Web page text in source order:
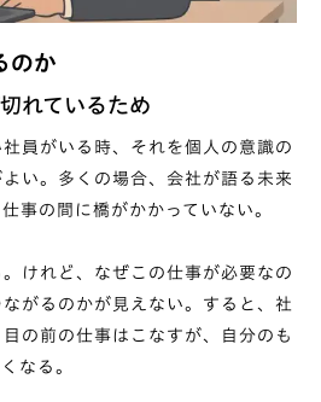
のか
れているため
員がいる時、それを個人の意識の
い。多くの場合、会社が語る未来
事の間に橋がかかっていない。
けれど、なぜこの仕事が必要なの
がるのかが見えない。すると、社
の前の仕事はこなすが、自分のも
なる。